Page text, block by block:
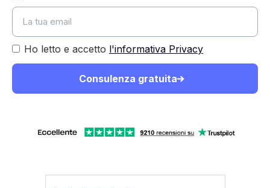
Ho letto e accetto l'informativa Privacy
Consulenza gratuita